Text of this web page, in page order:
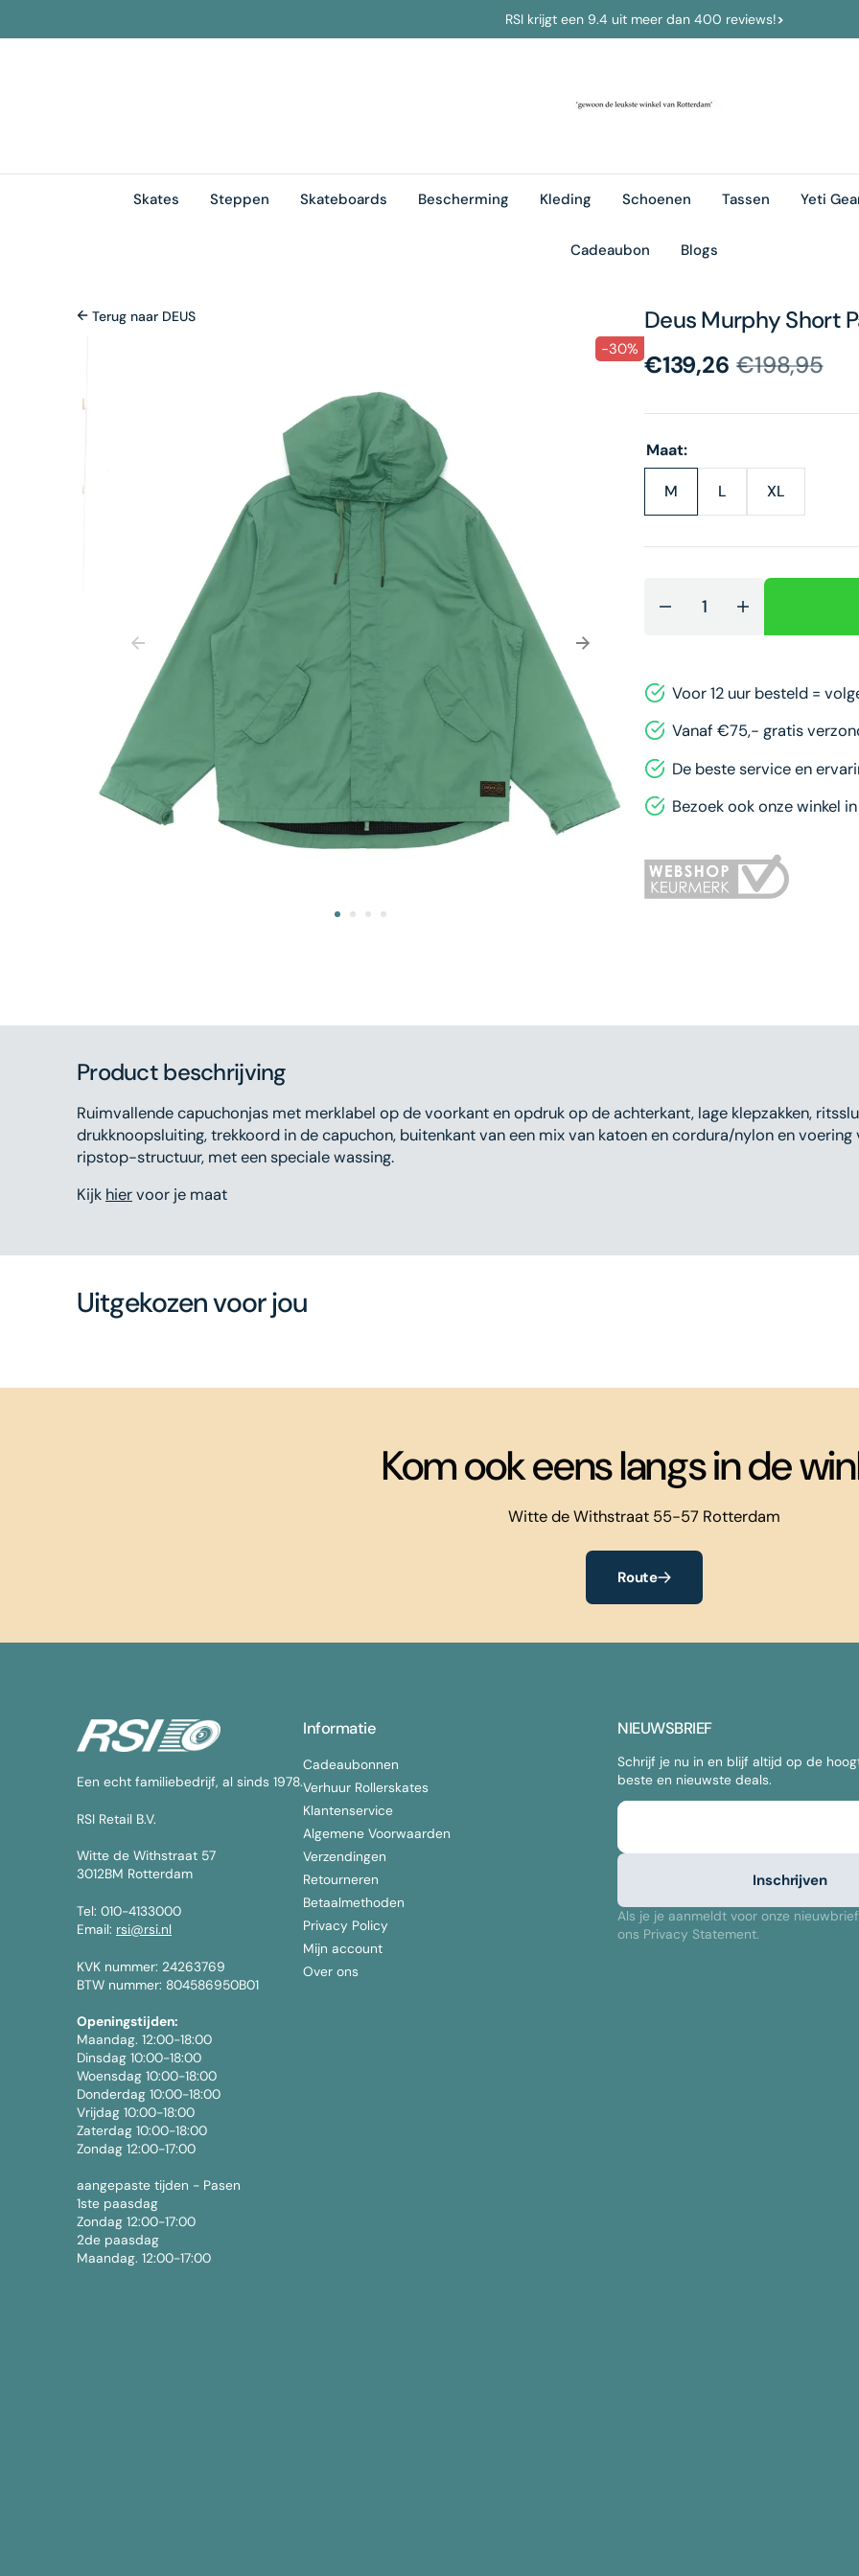
N
RSI krijgt een 9.4 uit meer dan 400 reviews!>
Skates Steppen Skateboards Bescherming Kleding Schoenen Tassen Yeti
Cadeaubon Blogs
DeusMurphy Short
Sale
price
€139,26
Prijs
€198,95
Maat:
M
M L
L XL
XL
Decrease
Murphy
Parka
-
Shale
Green
Verhoog
aantal
Short
-
Green
Voor 12 uur besteld =
Vanaf €75,- gratis
De beste service en
Bezoek ook onze winkel
Terug naar DEUS
-30%
view
view
Product beschrijving
Ruimvallende capuchonjas met merklabel op de voorkant en opdruk op de achterkant, lage klepzakken,
drukknoopsluiting, trekkoord in de capuchon, buitenkant van een mix van katoen en cordura/nylon en
ripstop-structuur, met een speciale wassing.
Kijk hiervoor je maat
Uitgekozen voor jou
Kom ook eens langs in de
Witte de Withstraat 55-57 Rotterdam
Route
Een echt familiebedrijf, al sinds 1978.
RSI Retail B.V.
Witte de Withstraat 57
3012BM Rotterdam
Tel: 010-4133000
Email: rsi@rsi.nl
KVK nummer: 24263769
BTW nummer: 804586950B01
Openingstijden:
Maandag. 12:00-18:00
Dinsdag 10:00-18:00
Woensdag 10:00-18:00
Donderdag 10:00-18:00
Vrijdag 10:00-18:00
Zaterdag 10:00-18:00
Zondag 12:00-17:00
aangepaste tijden - Pasen
1ste paasdag
Zondag 12:00-17:00
2de paasdag
Maandag. 12:00-17:00
Informatie
Cadeaubonnen
Verhuur Rollerskates
Klantenservice
Algemene Voorwaarden
Verzendingen
Retourneren
Betaalmethoden
Privacy Policy
Mijn account
Over ons
NIEUWSBRIEF
Schrijf je nu in en blijf altijd op de
beste en nieuwste deals.
Inschrijven
Als je je aanmeldt voor onze
ons Privacy Statement.